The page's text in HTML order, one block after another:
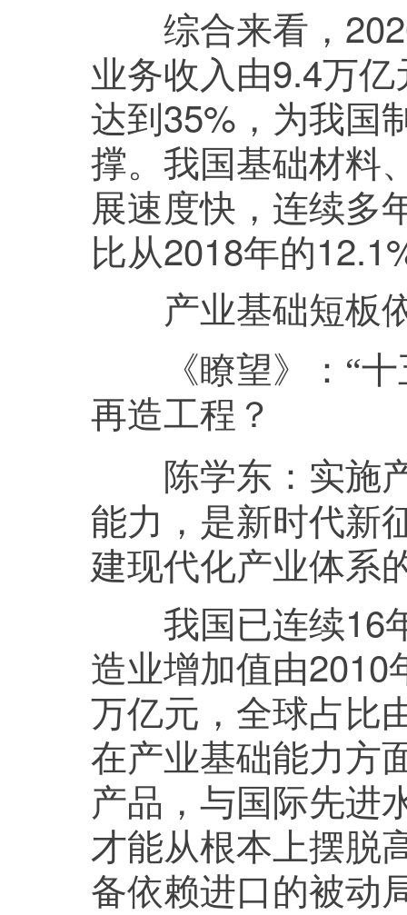
综合来看，
业务收入由9.4万
达到35%，为我国
撑。我国基础材料
展速度快，连续多
比从2018年的
产业基础短板
《瞭望》： “
再造工程？
陈学东： 实施
能力，是新时代新
建现代化产业体系
我国已连续16年
造业增加值由2010
万亿元，全球占比
在产业基础能力方
产品，与国际先进
才能从根本上摆脱
备依赖进口的被动